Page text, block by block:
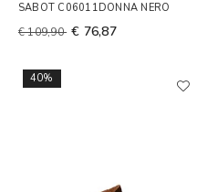
SABOT C06011DONNA NERO
€ 109,90 € 76,87
40%